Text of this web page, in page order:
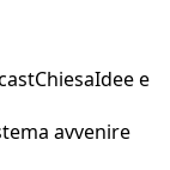
ChiesaIdee e
avvenire